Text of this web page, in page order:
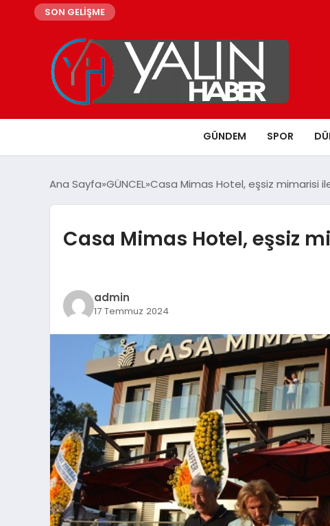
SON GELİŞME
GÜNDEM SPOR
Ana Sayfa GÜNCEL Casa Mimas Hotel, eşsiz mimarisi
Casa Mimas Hotel, eşsiz
admin
17 Temmuz 2024